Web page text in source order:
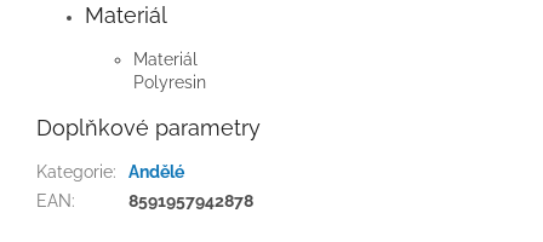
Materiál
Materiál
Polyresin
Doplňkové parametry
Kategorie:
Andělé
EAN: 8591957942878